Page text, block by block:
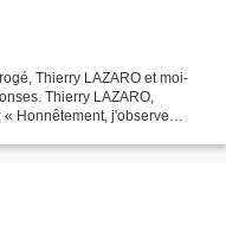
Thierry LAZARO et moi-
Thierry LAZARO,
Honnêtement, j'observe